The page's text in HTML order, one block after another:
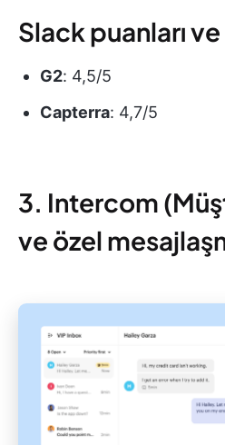
Slack puanları
G2: 4,5/5
Capterra: 4,7/5
3. Intercom
ve özel